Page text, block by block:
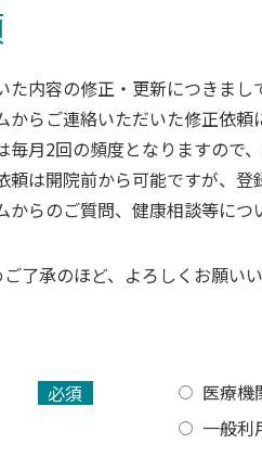
た内容の修正・更新につきまし
からご連絡いただいた修正依
毎月2回の頻度となりますので
頼は開院前から可能ですが、登
からのご質問、健康相談等につ
了承のほど、よろしくお願いい
必須
医療機
一般利